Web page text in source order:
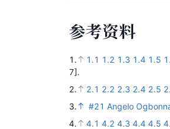
参考资料
1. 1.1 1.2 1.3 1.4 1.5
7].
2.
2.1 2.2 2.3 2.4 2.5
3.
#21 Angelo
4.
4.1 4.2 4.3 4.4 4.5